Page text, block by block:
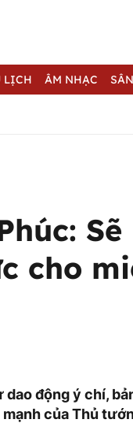
LỊCH ÂM NHẠC
Sẽ
cho
động ý chí,
của Thủ